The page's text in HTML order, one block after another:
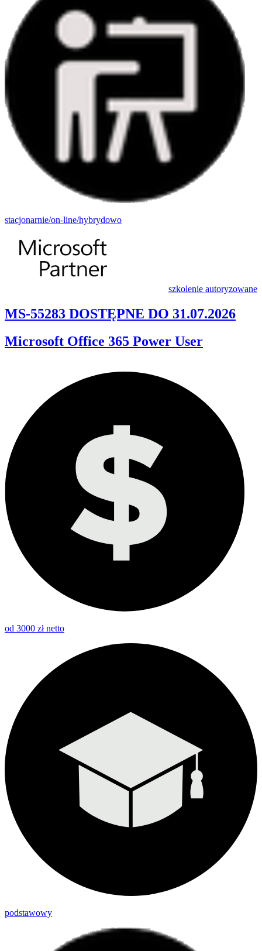
stacjonarnie/on-line/hybrydowo
szkolenie autoryzowane
MS-55283 DOSTĘPNE DO 31.07.2026
Microsoft Office 365 Power User
od 3000 zł netto
podstawowy